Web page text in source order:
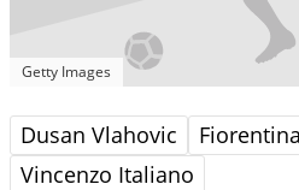
Getty Images
Dusan Vlahovic Fiorentina
Vincenzo Italiano